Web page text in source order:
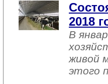
2018
В
живой
этого